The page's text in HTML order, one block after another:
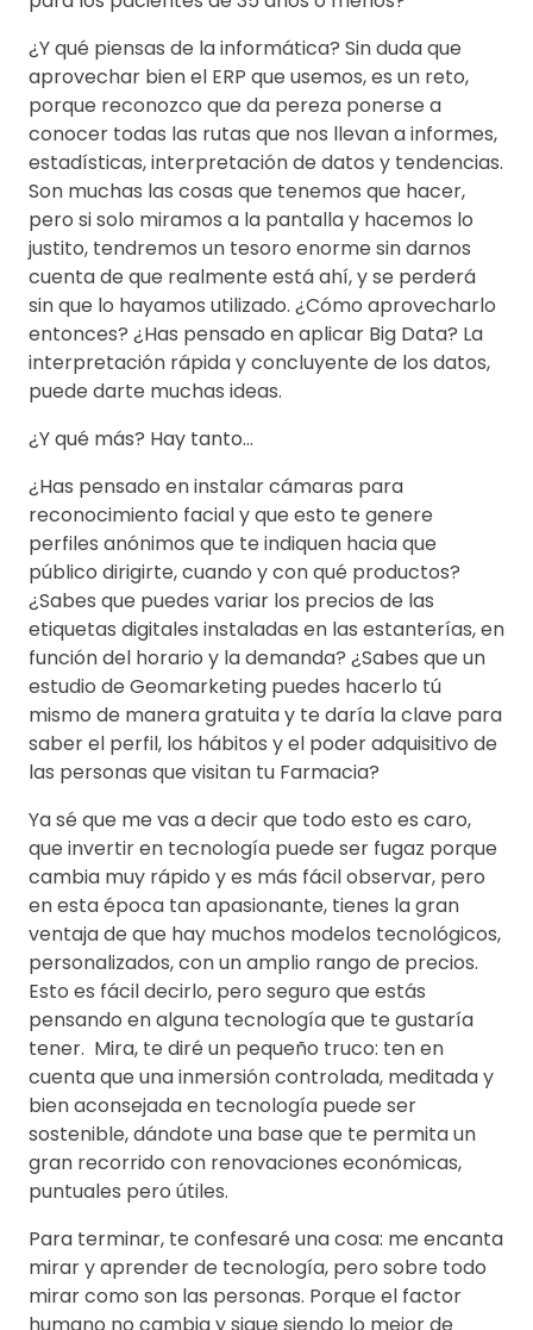
¿Y qué piensas de la informática? Sin duda que
aprovechar bien el ERP que usemos, es un reto,
porque reconozco que da pereza ponerse a
conocer todas las rutas que nos llevan a informes,
estadísticas, interpretación de datos y tendencias.
Son muchas las cosas que tenemos que hacer,
pero si solo miramos a la pantalla y hacemos lo
justito, tendremos un tesoro enorme sin darnos
cuenta de que realmente está ahí, y se perderá
sin que lo hayamos utilizado. ¿Cómo aprovecharlo
entonces? ¿Has pensado en aplicar Big Data? La
interpretación rápida y concluyente de los datos,
puede darte muchas ideas.
¿Y qué más? Hay tanto…
¿Has pensado en instalar cámaras para
reconocimiento facial y que esto te genere
perfiles anónimos que te indiquen hacia que
público dirigirte, cuando y con qué productos?
¿Sabes que puedes variar los precios de las
etiquetas digitales instaladas en las estanterías, en
función del horario y la demanda? ¿Sabes que un
estudio de Geomarketing puedes hacerlo tú
mismo de manera gratuita y te daría la clave para
saber el perfil, los hábitos y el poder adquisitivo de
las personas que visitan tu Farmacia?
Ya sé que me vas a decir que todo esto es caro,
que invertir en tecnología puede ser fugaz porque
cambia muy rápido y es más fácil observar, pero
en esta época tan apasionante, tienes la gran
ventaja de que hay muchos modelos tecnológicos,
personalizados, con un amplio rango de precios.
Esto es fácil decirlo, pero seguro que estás
pensando en alguna tecnología que te gustaría
tener. Mira, te diré un pequeño truco: ten en
cuenta que una inmersión controlada, meditada y
bien aconsejada en tecnología puede ser
sostenible, dándote una base que te permita un
gran recorrido con renovaciones económicas,
puntuales pero útiles.
Para terminar, te confesaré una cosa: me encanta
mirar y aprender de tecnología, pero sobre todo
mirar como son las personas. Porque el factor
humano no cambia y sigue siendo lo mejor de